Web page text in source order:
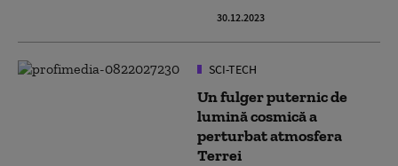
30.12.2023
SCI-TECH
Un fulger puternic de
lumină cosmică a
perturbat atmosfera
Terrei